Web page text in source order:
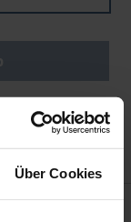
Über Cookies